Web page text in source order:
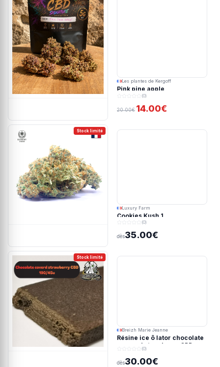
Les plantes de Kergoff
Pink pine apple
(0)
20.00€ 14.00€
Stock limité
Luxury Farm
Cookies Kush 1
(0)
dès35.00€
Stock limité
Breizh Marie Jeanne
Résine ice ô lator chocolate
covered strawberry CBD
(0)
dès30.00€